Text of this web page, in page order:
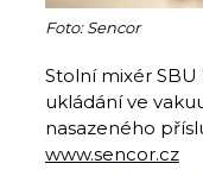
Foto: Sencor
Stolní mixér SBU
ukládání ve
nasazeného
www.sencor.cz